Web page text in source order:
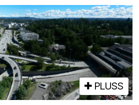
PLUSS